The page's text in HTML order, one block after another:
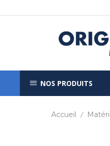
NOS PRODUITS
Accueil /